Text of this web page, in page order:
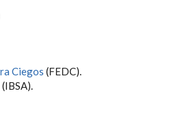
Ciegos (FEDC).
(IBSA).